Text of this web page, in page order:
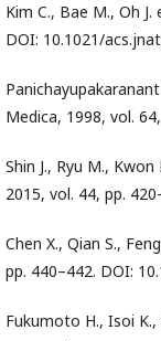
Kim C., Bae M., Oh
DOI: 10.1021/
Medica, 1998, vol.
Shin J., Ryu M.,
2015, vol. 44, pp.
Chen X., Qian S.,
pp. 440–442. DOI:
Fukumoto H., Isoi